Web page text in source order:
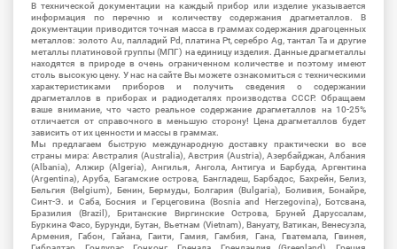
В технической документации на каждый прибор или изделие указывается
информация по перечню и количеству содержания драгметаллов. В
документации приводится точная масса в граммах содержания драгоценных
металлов: золото Au, палладий Pd, платина Pt, серебро Ag, тантал Ta и другие
металлы платиновой группы (МПГ) на единицу изделия. Данные драгметаллы
находятся в природе в очень ограниченном количестве и поэтому имеют
столь высокую цену. У нас на сайте Вы можете ознакомиться с техническими
характеристиками приборов и получить сведения о содержании
драгметаллов в приборах и радиодеталях производства СССР. Обращаем
ваше внимание, что часто реальное содержание драгметаллов на 10-25%
отличается от справочного в меньшую сторону! Цена драгметаллов будет
зависить от их ценности и массы в граммах.
Мы предлагаем быструю международную доставку практически во все
страны мира: Австралия (Australia), Австрия (Austria), Азербайджан, Албания
(Albania), Алжир (Algeria), Ангилья, Ангола, Антигуа и Барбуда, Аргентина
(Argentina), Аруба, Багамские острова, Бангладеш, Барбадос, Бахрейн, Белиз,
Бельгия (Belgium), Бенин, Бермуды, Болгария (Bulgaria), Боливия, Бонайре,
Синт-Э. и Саба, Босния и Герцеговина (Bosnia and Herzegovina), Ботсвана,
Бразилия (Brazil), Британские Виргинские Острова, Бруней Даруссалам,
Буркина Фасо, Бурунди, Бутан, Вьетнам (Vietnam), Вануату, Ватикан, Венесуэла,
Армения, Габон, Гайана, Гаити, Гамия, Гамбия, Гана, Гватемала, Гвинея,